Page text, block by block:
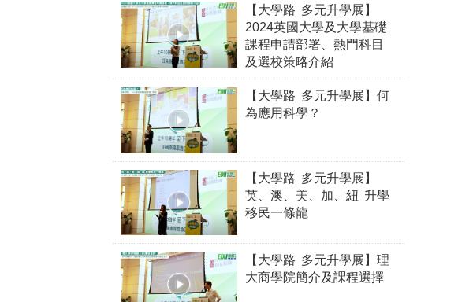
【大學路 多元升學展】
2024英國大學及大學基礎
課程申請部署、熱門科目
及選校策略介紹
【大學路 多元升學展】何
為應用科學？
【大學路 多元升學展】
英、澳、美、加、紐 升學
移民一條龍
【大學路 多元升學展】理
大商學院簡介及課程選擇